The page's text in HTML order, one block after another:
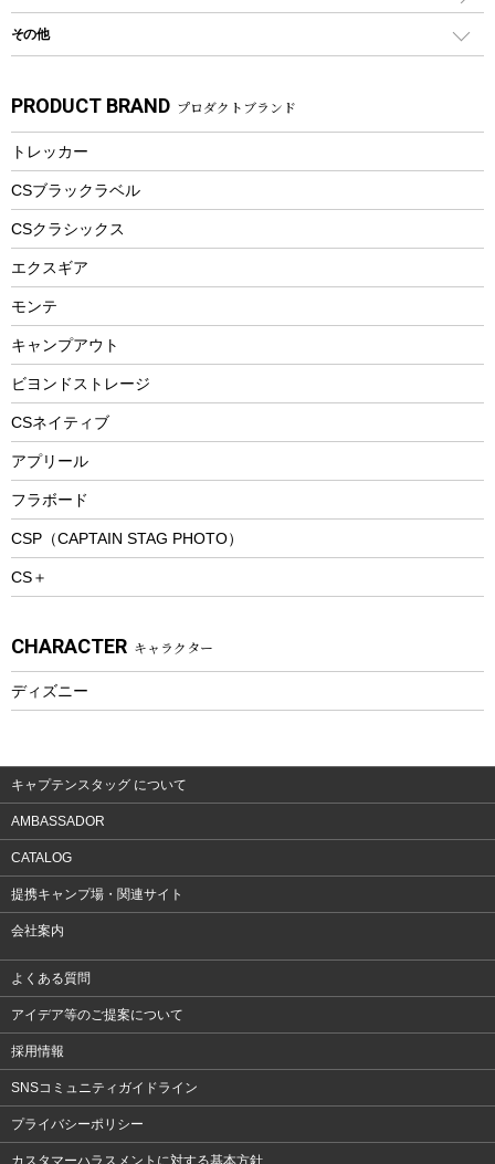
バーベキューツール
カトラリー
マグカップ、カップ
ステンレスボトル
フードボトル
トレー
ランチョンマット
ランチボックス
その他アウトドア雑貨
スプレー関係
ツール、他
パドル
ヘルメット
エアーポンプ
アクセサリー
シティサイクル
自転車ウェア
ラッシュガード
パラソル
フローティングベスト
ヘルメット
エアーポンプ
ビーチテント
ウィンター
スノーシュー
防寒ウェア
トレッキング
トレッキングアクセサリー
プレイグッズ
ウェルネス
ウェア、タオル
ウェア
その他
湯たんぽ
防災用品
PRODUCT BRAND プロダクトブランド
トレッカー
CSブラックラベル
CSクラシックス
エクスギア
モンテ
キャンプアウト
ビヨンドストレージ
CSネイティブ
アプリール
フラボード
CSP（CAPTAIN STAG PHOTO）
CS＋
CHARACTER キャラクター
ディズニー
キャプテンスタッグ について
AMBASSADOR
CATALOG
提携キャンプ場・関連サイト
会社案内
よくある質問
アイデア等のご提案について
採用情報
SNSコミュニティガイドライン
プライバシーポリシー
カスタマーハラスメントに対する基本方針